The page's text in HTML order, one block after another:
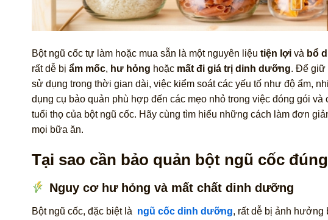
Bột ngũ cốc tự làm hoặc mua sẵn là một nguyên liệu tiện lợi và bổ
rất dễ bị ẩm mốc, hư hỏng hoặc mất đi giá trị dinh dưỡng. Để giữ
sử dụng trong thời gian dài, việc kiểm soát các yếu tố như độ ẩm,
dụng cụ bảo quản phù hợp đến các mẹo nhỏ trong việc đóng gói
tuổi thọ của bột ngũ cốc. Hãy cùng tìm hiểu những cách làm đơn
mọi bữa ăn.
Tại sao cần bảo quản bột ngũ cốc
Nguy cơ hư hỏng và mất chất dinh dưỡng
Bột ngũ cốc, đặc biệt là ngũ cốc dinh dưỡng, rất dễ bị ảnh hưởng